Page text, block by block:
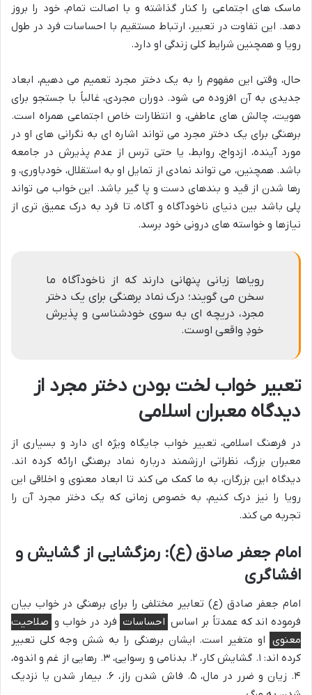
ماسک های اجتماعی را کنار گذاشته و با اصالت تمام، خود را بروز
دهد. این تفاوت در تعبیر، ارتباط مستقیم با احساسات فرد در طول
رویا و همچنین شرایط کلی زندگی او دارد.
حال، وقتی این مفهوم را به یک دختر مجرد تعمیم می دهیم، ابعاد
جدیدی به آن افزوده می شود. دوران مجردی، غالباً با جستجو برای
هویت، چالش های عاطفی، و انتظارات خاص اجتماعی همراه است.
برهنگی برای یک دختر مجرد می تواند اشاره ای به نگرانی های او در
مورد آینده، ازدواج، روابط، یا حتی ترس از عدم پذیرش در جامعه
باشد. همچنین، می تواند نمادی از تمایل او به استقلال، خودباوری، و
رها شدن از قید و بندهای دست و پا گیر باشد. این خواب می تواند
پلی باشد بین دنیای ناخودآگاه و آگاه، تا فرد به درک عمیق تری از
نیازها و خواسته های درونی خود برسد.
رویاها زبانی پنهانی دارند که از ناخودآگاه ما
سخن می گویند؛ درک نماد برهنگی برای یک دختر
مجرد، دریچه ای به سوی خودشناسی و پذیرش
خودِ واقعی اوست.
تعبیر خواب لخت بودن دختر مجرد از
دیدگاه معبران اسلامی
در فرهنگ اسلامی، تعبیر خواب جایگاه ویژه ای دارد و بسیاری از
معبران بزرگ، نظراتی ارزشمند درباره نماد برهنگی ارائه کرده اند.
دیدگاه این بزرگان، به ما کمک می کند تا ابعاد معنوی و اخلاقی این
رویا را نیز درک کنیم، به خصوص زمانی که یک دختر مجرد آن را
تجربه می کند.
امام جعفر صادق (ع): رمزگشایی از گشایش و
افشاگری
امام جعفر صادق (ع) تعابیر مختلفی را برای برهنگی در خواب بیان
فرموده اند که عمدتاً بر اساس احساسات فرد در خواب و صلاحیت
معنوی او متغیر است. ایشان برهنگی را به شش وجه کلی تعبیر
کرده اند: ۱. گشایش کار، ۲. بدنامی و رسوایی، ۳. رهایی از غم و اندوه،
۴. زیان و ضرر در مال، ۵. فاش شدن راز، ۶. بیمار شدن یا نزدیک